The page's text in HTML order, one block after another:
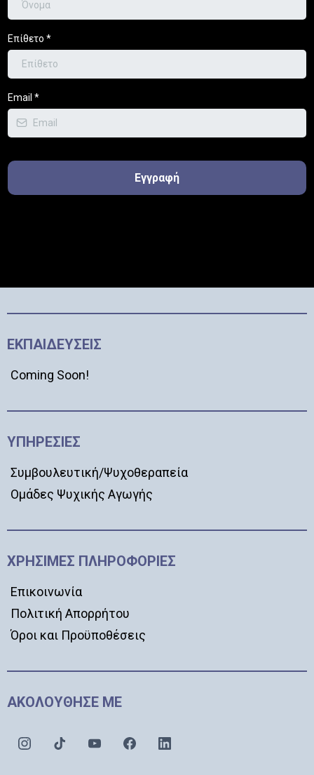
Επίθετο *
Email *
Εγγραφή
ΕΚΠΑΙΔΕΥΣΕΙΣ
Coming Soon!
ΥΠΗΡΕΣΙΕΣ
Συμβουλευτική/Ψυχοθεραπεία
Ομάδες Ψυχικής Αγωγής
ΧΡΗΣΙΜΕΣ ΠΛΗΡΟΦΟΡΙΕΣ
Επικοινωνία
Πολιτική Απορρήτου
Όροι και Προϋποθέσεις
ΑΚΟΛΟΥΘΗΣΕ ΜΕ